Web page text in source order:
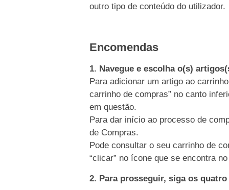
outro tipo de conteúdo do utilizador.
Encomendas
1. Navegue e escolha o(s)
Para adicionar um artigo ao
carrinho de compras” no canto
em questão.
Para dar início ao processo de
de Compras.
Pode consultar o seu carrinho de
“clicar” no ícone que se encontra
2. Para prosseguir, siga os